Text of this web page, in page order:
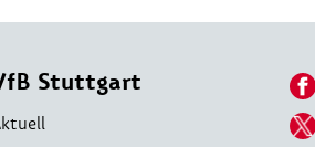
Stuttgart